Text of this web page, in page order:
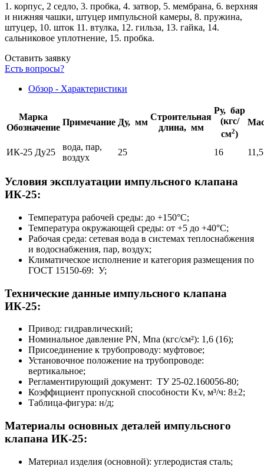
1. корпус, 2 седло, 3. пробка, 4. затвор, 5. мембрана, 6. верхняя
и нижняя чашки, штуцер импульсной камеры, 8. пружина,
штуцер, 10. шток 11. втулка, 12. гильза, 13. гайка, 14.
сальниковое уплотнение, 15. пробка.
Оставить заявку
Есть вопросы?
Обзор - Характеристики
Марка
Обозначение
Примечание Ду, мм
Строительная
длина, мм
Ру, бар
(кгс/
см2)
ИК-25 Ду25
вода, пар,
воздух
25 16 11,5
Условия эксплуатации импульсного клапана
ИК-25:
Температура рабочей среды: до +150°С;
Температура окружающей среды: от +5 до +40°С;
Рабочая среда: сетевая вода в системах теплоснабжения
и водоснабжения, пар, воздух;
Климатическое исполнение и категория размещения по
ГОСТ 15150-69: У;
Технические данные импульсного клапана
ИК-25:
Привод: гидравлический;
Номинальное давление PN, Мпа (кгс/см²): 1,6 (16);
Присоединение к трубопроводу: муфтовое;
Установочное положение на трубопроводе:
вертикальное;
Регламентирующий документ: ТУ 25-02.160056-80;
Коэффициент пропускной способности Kv, м³/ч: 8±2;
Таблица-фигура: н/д;
Материалы основных деталей импульсного
клапана ИК-25:
Материал изделия (основной): углеродистая сталь;